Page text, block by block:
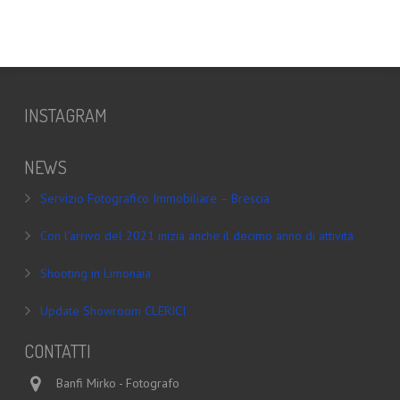
INSTAGRAM
NEWS
Servizio Fotografico Immobiliare – Brescia
Con l’arrivo del 2021 inizia anche il decimo anno di attività
Shooting in Limonaia
Update Showroom CLERICI
CONTATTI
Banfi Mirko - Fotografo